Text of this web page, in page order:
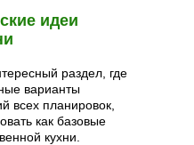
идеи
раздел, где
варианты
планировок,
как базовые
кухни.